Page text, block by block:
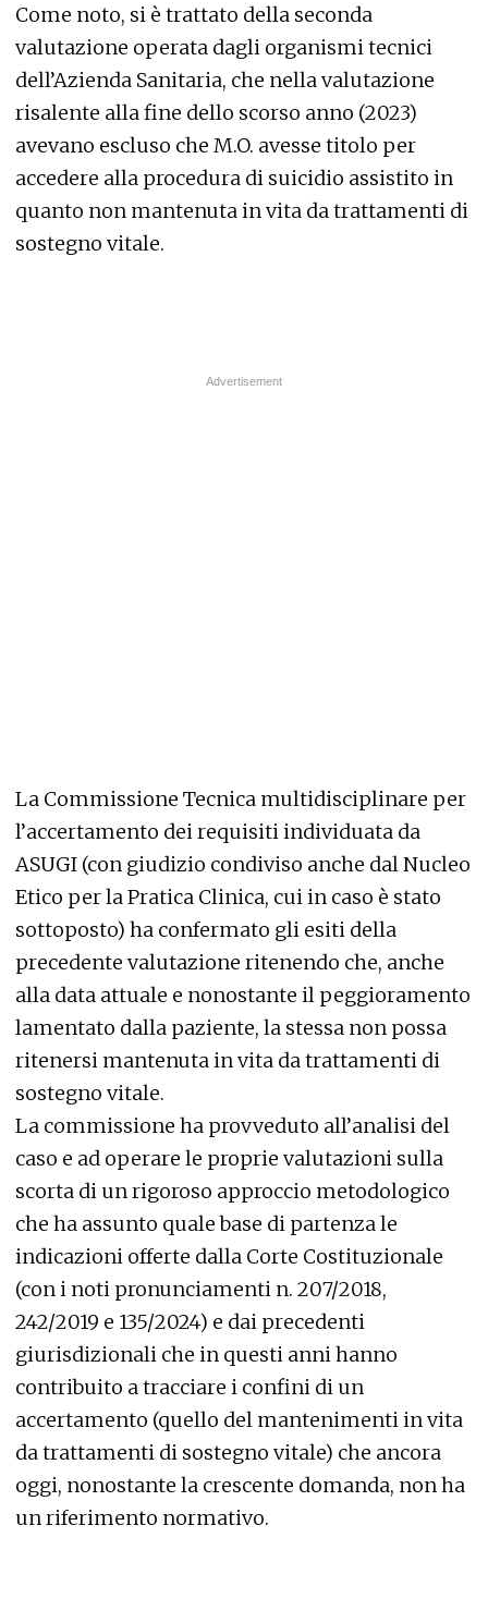
Come noto, si è trattato della seconda
valutazione operata dagli organismi tecnici
dell’Azienda Sanitaria, che nella valutazione
risalente alla fine dello scorso anno (2023)
avevano escluso che M.O. avesse titolo per
accedere alla procedura di suicidio assistito in
quanto non mantenuta in vita da trattamenti di
sostegno vitale.
La Commissione Tecnica multidisciplinare per
l’accertamento dei requisiti individuata da
ASUGI (con giudizio condiviso anche dal Nucleo
Etico per la Pratica Clinica, cui in caso è stato
sottoposto) ha confermato gli esiti della
precedente valutazione ritenendo che, anche
alla data attuale e nonostante il peggioramento
lamentato dalla paziente, la stessa non possa
ritenersi mantenuta in vita da trattamenti di
sostegno vitale.
La commissione ha provveduto all’analisi del
caso e ad operare le proprie valutazioni sulla
scorta di un rigoroso approccio metodologico
che ha assunto quale base di partenza le
indicazioni offerte dalla Corte Costituzionale
(con i noti pronunciamenti n. 207/2018,
242/2019 e 135/2024) e dai precedenti
giurisdizionali che in questi anni hanno
contribuito a tracciare i confini di un
accertamento (quello del mantenimenti in vita
da trattamenti di sostegno vitale) che ancora
oggi, nonostante la crescente domanda, non ha
un riferimento normativo.